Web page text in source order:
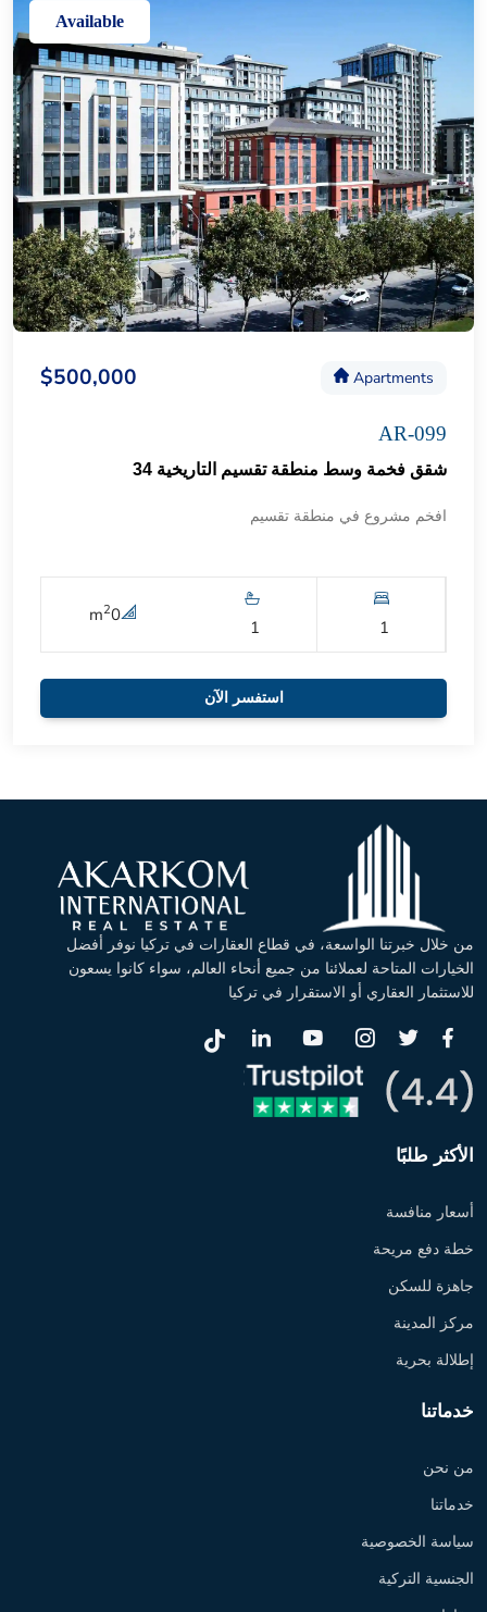
Available
Apartments
$500,000
AR-099
شقق فخمة وسط منطقة تقسيم التاريخية 34
افخم مشروع في منطقة تقسيم
1
1
0
m2
استفسر الآن
من خلال خبرتنا الواسعة، في قطاع العقارات في تركيا نوفر أفضل
الخيارات المتاحة لعملائنا من جميع أنحاء العالم، سواء كانوا يسعون
للاستثمار العقاري أو الاستقرار في تركيا
الأكثر طلبًا
أسعار منافسة
خطة دفع مريحة
جاهزة للسكن
مركز المدينة
إطلالة بحرية
خدماتنا
من نحن
خدماتنا
سياسة الخصوصية
الجنسية التركية